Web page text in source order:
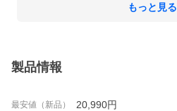
もっと見る
製品情報
最安値（新品） 20,990円